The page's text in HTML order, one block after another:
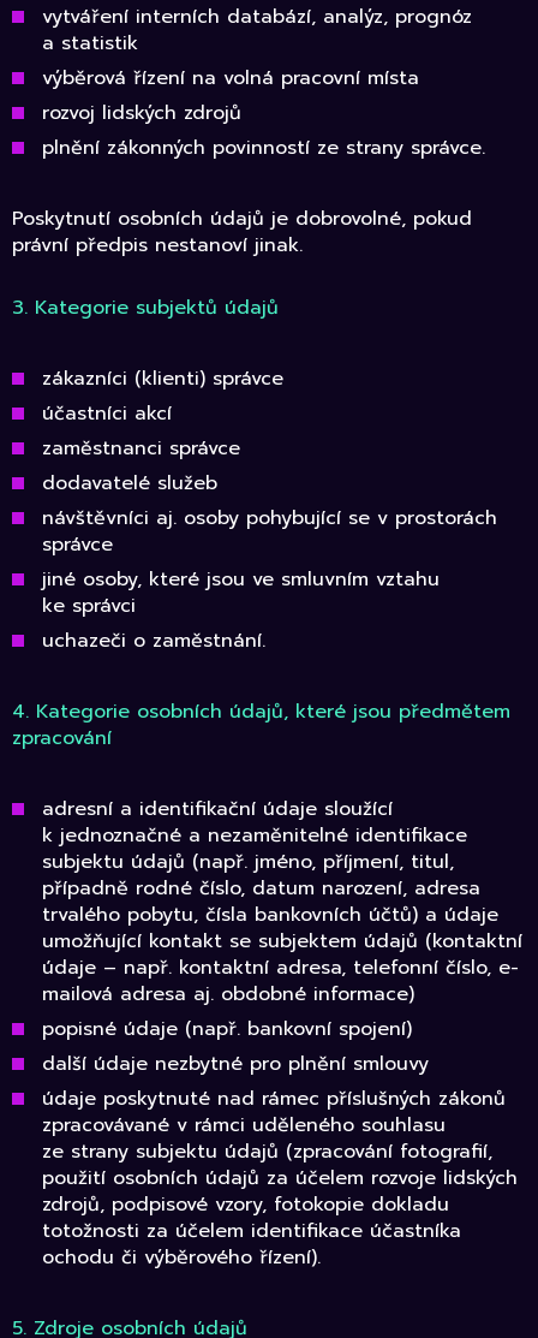
vytváření interních databází, analýz, prognóz
a statistik
výběrová řízení na volná pracovní místa
rozvoj lidských zdrojů
plnění zákonných povinností ze strany správce.
Poskytnutí osobních údajů je dobrovolné, pokud
právní předpis nestanoví jinak.
3. Kategorie subjektů údajů
zákazníci (klienti) správce
účastníci akcí
zaměstnanci správce
dodavatelé služeb
návštěvníci aj. osoby pohybující se v prostorách
správce
jiné osoby, které jsou ve smluvním vztahu
ke správci
uchazeči o zaměstnání.
4. Kategorie osobních údajů, které jsou předmětem
zpracování
adresní a identifikační údaje sloužící
k jednoznačné a nezaměnitelné identifikace
subjektu údajů (např. jméno, příjmení, titul,
případně rodné číslo, datum narození, adresa
trvalého pobytu, čísla bankovních účtů) a údaje
umožňující kontakt se subjektem údajů (kontaktní
údaje – např. kontaktní adresa, telefonní číslo, e-
mailová adresa aj. obdobné informace)
popisné údaje (např. bankovní spojení)
další údaje nezbytné pro plnění smlouvy
údaje poskytnuté nad rámec příslušných zákonů
zpracovávané v rámci uděleného souhlasu
ze strany subjektu údajů (zpracování fotografií,
použití osobních údajů za účelem rozvoje lidských
zdrojů, podpisové vzory, fotokopie dokladu
totožnosti za účelem identifikace účastníka
ochodu či výběrového řízení).
5. Zdroje osobních údajů